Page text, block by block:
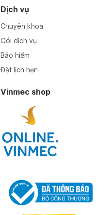
Dịch vụ
Chuyên khoa
Gói dịch vụ
Bảo hiểm
Đặt lịch hẹn
Vinmec shop